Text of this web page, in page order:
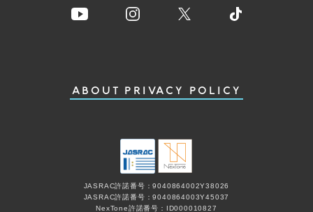
ABOUT PRIVACY POLICY
JASRAC許諾番号：9040864002Y38026
JASRAC許諾番号：9040864003Y45037
NexTone許諾番号：ID000010827